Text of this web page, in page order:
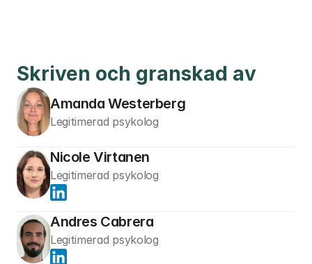
Skriven och granskad av
Amanda Westerberg
Legitimerad psykolog
Nicole Virtanen
Legitimerad psykolog
Andres Cabrera
Legitimerad psykolog